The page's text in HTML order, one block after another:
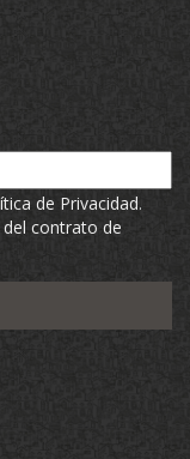
de Privacidad.
del contrato de